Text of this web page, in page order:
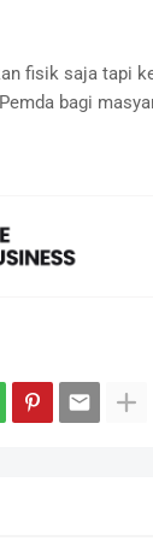
fisik saja tapi
bagi